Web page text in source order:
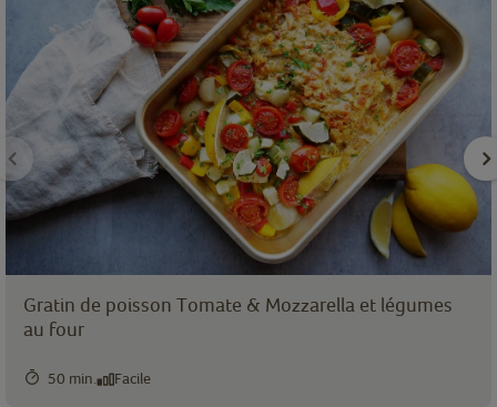
Gratin de poisson Tomate & Mozzarella et légumes
au four
50 min. Facile